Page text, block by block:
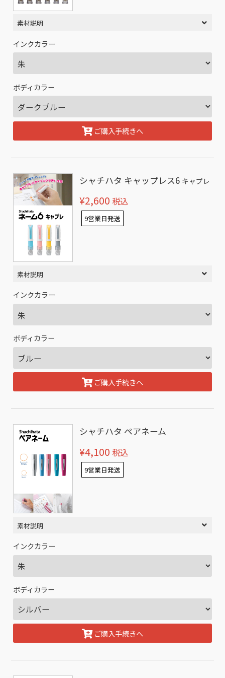
素材説明
インクカラー
ボディカラー
ご購入手続きへ
シャチハタ キャップレス6 キャプレ
¥2,600 税込
9営業日発送
素材説明
インクカラー
ボディカラー
ご購入手続きへ
シャチハタ ペアネーム
¥4,100 税込
9営業日発送
素材説明
インクカラー
ボディカラー
ご購入手続きへ